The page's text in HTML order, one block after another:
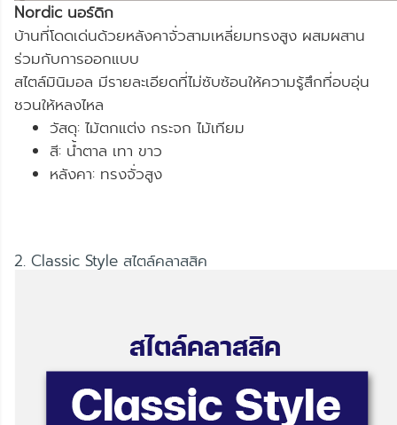
Nordic นอร์ดิก
บ้านที่โดดเด่นด้วยหลังคาจั่วสามเหลี่ยมทรงสูง ผสมผสาน
ร่วมกับการออกแบบ
สไตล์มินิมอล มีรายละเอียดที่ไม่ซับซ้อนให้ความรู้สึกที่อบอุ่น
ชวนให้หลงไหล
วัสดุ: ไม้ตกแต่ง กระจก ไม้เทียม
สี: น้ำตาล เทา ขาว
หลังคา: ทรงจั่วสูง
2. Classic Style สไตล์คลาสสิค